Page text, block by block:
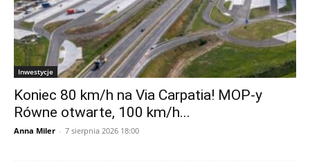
Inwestycje
Koniec 80 km/h na Via Carpatia! MOP-y
Równe otwarte, 100 km/h...
Anna Miler - 7 sierpnia 2026 18:00